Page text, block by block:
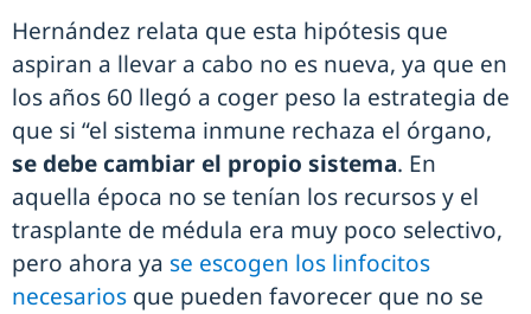
Hernández relata que esta hipótesis que
aspiran a llevar a cabo no es nueva, ya que en
los años 60 llegó a coger peso la estrategia de
que si “el sistema inmune rechaza el órgano,
se debe cambiar el propio sistema. En
aquella época no se tenían los recursos y el
trasplante de médula era muy poco selectivo,
pero ahora ya se escogen los linfocitos
necesarios que pueden favorecer que no se